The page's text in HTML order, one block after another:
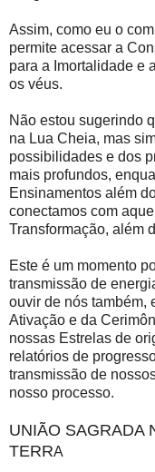
Assim, como eu o
permite acessar a
para a Imortalidade e
os véus.
Não estou sugerindo
na Lua Cheia, mas
possibilidades e dos
mais profundos,
Ensinamentos além
conectamos com
Transformação, além
Este é um momento
transmissão de
ouvir de nós também,
Ativação e da
nossas Estrelas de
relatórios de
transmissão de
nosso processo.
UNIÃO SAGRADA
TERRA